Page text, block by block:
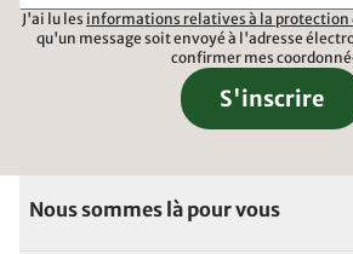
J'ai lu les informations relatives à la protection
qu'un message soit envoyé à l'adresse
confirmer mes
S'inscrire
Nous sommes là pour vous